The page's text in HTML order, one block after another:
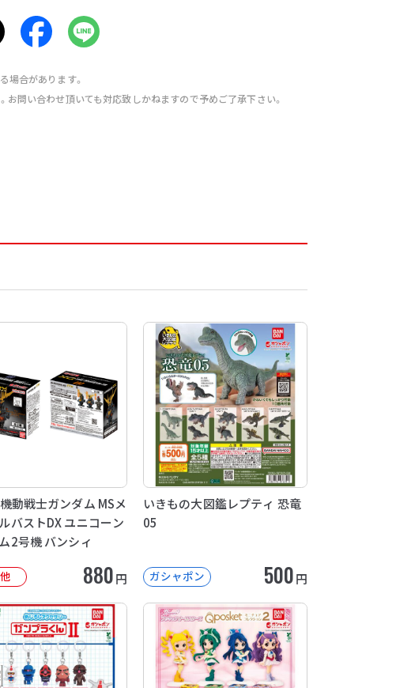
場合があります。
問い合わせ頂いても対応致しかねますので予めご了承下さい。
機動戦士ガンダム MSメ
バストDX ユニコーン
2号機 バンシィ
880円
いきもの大図鑑レプティ 恐竜
05
ガシャポン 500円